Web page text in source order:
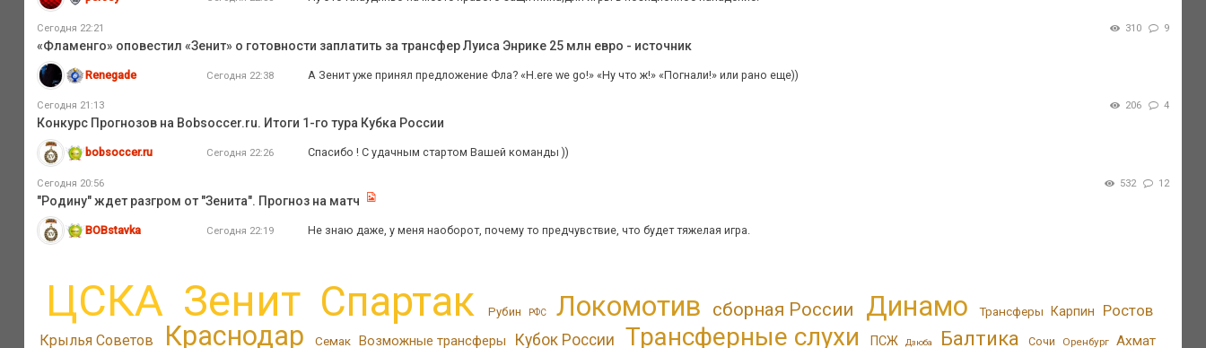
Сегодня 22:21 310 9
«Фламенго» оповестил «Зенит» о готовности заплатить за трансфер Луиса Энрике 25 млн евро - источник
Renegade Сегодня 22:38 А Зенит уже принял предложение Фла? «H.ere we go!» «Ну что ж!» «Погнали!» или рано еще))
Сегодня 21:13 206 4
Конкурс Прогнозов на Bobsoccer.ru. Итоги 1-го тура Кубка России
bobsoccer.ru Сегодня 22:26 Спасибо ! С удачным стартом Вашей команды ))
Сегодня 20:56 532 12
"Родину" ждет разгром от "Зенита". Прогноз на матч
BOBstavka Сегодня 22:19 Не знаю даже, у меня наоборот, почему то предчувствие, что будет тяжелая игра.
ЦСКА Зенит Спартак Рубин РФС Локомотив сборная России Динамо Трансферы Карпин Ростов
Крылья Советов Краснодар Семак Возможные трансферы Кубок России Трансферные слухи ПСЖ Дзюба Балтика Сочи Оренбург Ахмат